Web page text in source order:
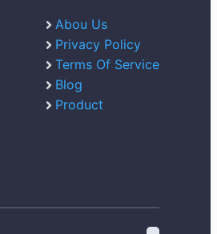
Abou Us
Privacy Policy
Terms Of Service
Blog
Product